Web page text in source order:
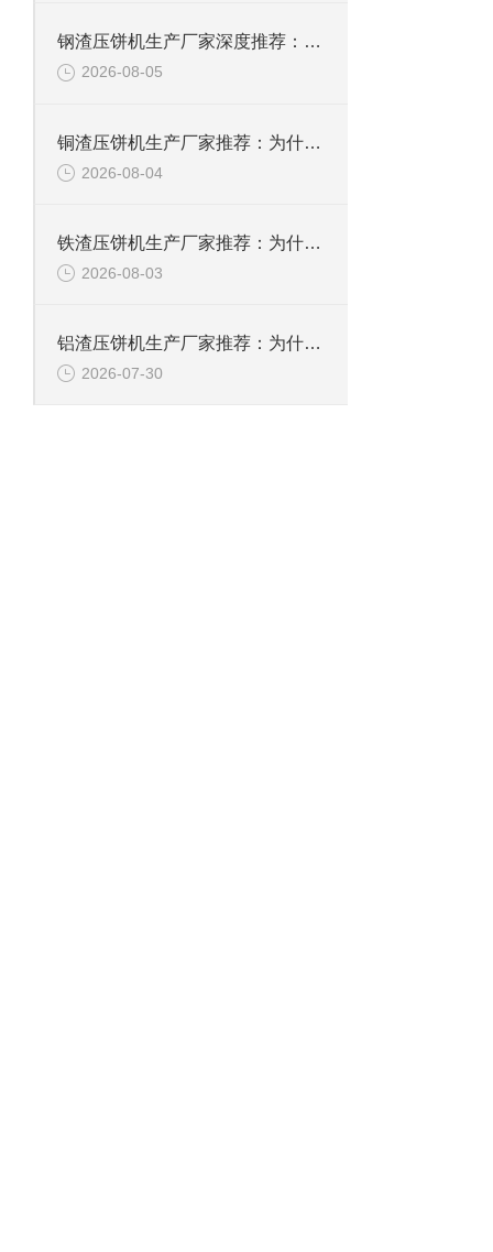
钢渣压饼机生产厂家深度推荐：为何恩派特成为高净值产线的优选
2026-08-05
铜渣压饼机生产厂家推荐：为什么恩派特成为众多企业的信赖？
2026-08-04
铁渣压饼机生产厂家推荐：为什么恩派特成为众多企业的优选？
2026-08-03
铝渣压饼机生产厂家推荐：为什么恩派特是值得信赖的选择？
2026-07-30